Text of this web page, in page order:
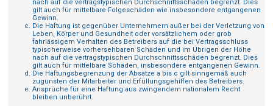
nach auf die vertragstypischen Durchschnittsschäden begrenzt. Dies
gilt auch für mittelbare Folgeschäden wie insbesondere entgangenen
Gewinn.
Die Haftung ist gegenüber Unternehmern außer bei der Verletzung von
Leben, Körper und Gesundheit oder vorsätzlichem oder grob
fahrlässigem Verhalten des Betreibers auf die bei Vertragsschluss
typischerweise vorhersehbaren Schäden und im Übrigen der Höhe
nach auf die vertragstypischen Durchschnittsschäden begrenzt. Dies
gilt auch für mittelbare Schäden, insbesondere entgangenen Gewinn.
Die Haftungsbegrenzung der Absätze a bis c gilt sinngemäß auch
zugunsten der Mitarbeiter und Erfüllungsgehilfen des Betreibers.
Ansprüche für eine Haftung aus zwingendem nationalem Recht
bleiben unberührt.